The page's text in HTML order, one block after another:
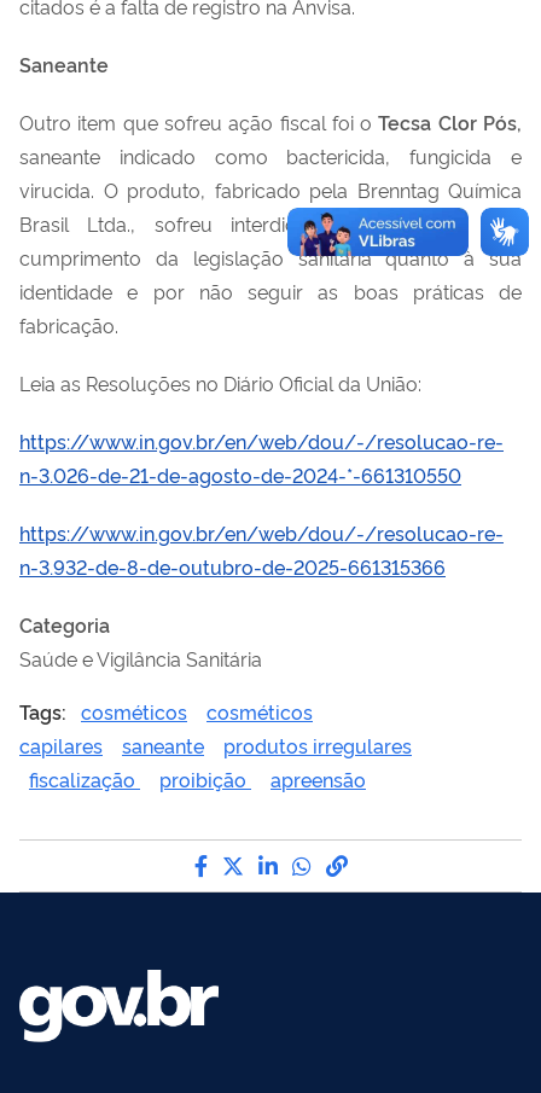
citados é a falta de registro na Anvisa.
Saneante
Outro item que sofreu ação fiscal foi oTecsa Clor Pós,
saneante indicado como bactericida, fungicida e
virucida. O produto, fabricado pela Brenntag Química
Brasil Ltda., sofreu interdição cautelar pelo não
cumprimento da legislação sanitária quanto à sua
identidade e por não seguir as boas práticas de
fabricação.
Leia as Resoluções no Diário Oficial da União:
https://www.in.gov.br/en/web/dou/-/resolucao-re-
n-3.026-de-21-de-agosto-de-2024-*-661310550
https://www.in.gov.br/en/web/dou/-/resolucao-re-
n-3.932-de-8-de-outubro-de-2025-661315366
Categoria
Saúde e Vigilância Sanitária
Tags: cosméticos
cosméticos
capilares
saneante
produtos irregulares
fiscalização
proibição apreensão
Compartilhe por Facebook
Compartilhe por Twitter
Compartilhe por
Compartilhe por
link para Copiar